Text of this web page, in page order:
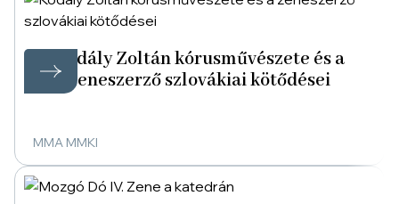
Kodály Zoltán kórusművészete és a
zeneszerző szlovákiai kötődései
MMA MMKI